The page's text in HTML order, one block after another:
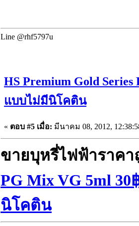
Line @rhf5797u
HS Premium Gold
แบบไม่มีนิโคติน
« ตอบ #5 เมื่อ: มีนาคม 08, 2012,
ขายบุหรี่ไฟฟ้าราคา
PG Mix VG 5ml
นิโคติน